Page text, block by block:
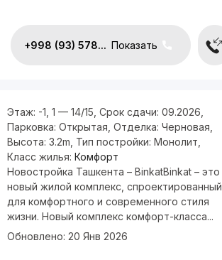
+998 (93) 578... Показать
Этаж: -1, 1 — 14/15 Срок сдачи: 09.2026
Парковка: Открытая Отделка: Черновая
Высота: 3.2m Тип постройки: Монолит
Класс жилья: Комфорт
Новостройка Ташкента – BinkatBinkat – это
новый жилой комплекс, спроектированный
для комфортного и современного стиля
жизни. Новый комплекс комфорт-класса...
Обновлено: 20 Янв 2026